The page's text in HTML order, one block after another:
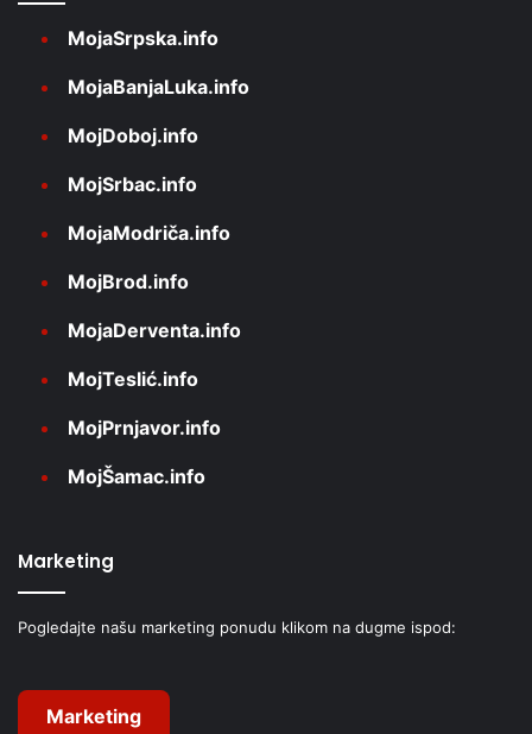
MojaSrpska.info
MojaBanjaLuka.info
MojDoboj.info
MojSrbac.info
MojaModriča.info
MojBrod.info
MojaDerventa.info
MojTeslić.info
MojPrnjavor.info
MojŠamac.info
Marketing
Pogledajte našu marketing ponudu klikom na dugme ispod:
Marketing